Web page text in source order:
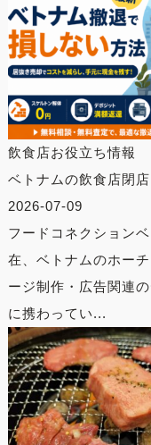
飲食店お役立ち情報
ベトナムの飲食店閉
2026-07-09
フードコネクション
在、ベトナムのホー
ージ制作・広告関連
に携わってい...